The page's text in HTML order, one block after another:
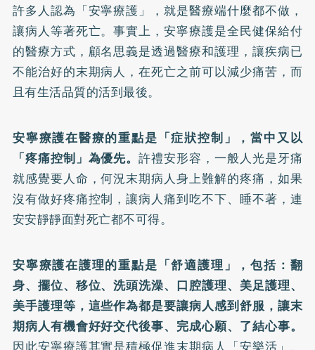
許多人認為「安寧療護」，就是醫療端什麼都不做，
讓病人等著死亡。事實上，安寧療護是全民健保給付
的醫療方式，顧名思義是透過醫療和護理，讓疾病已
不能治好的末期病人，在死亡之前可以減少痛苦，而
且有生活品質的活到最後。
安寧療護在醫療的重點是「症狀控制」，當中又以
「疼痛控制」為優先。許禮安形容，一般人光是牙痛
就感覺要人命，何況末期病人身上難解的疼痛，如果
沒有做好疼痛控制，讓病人痛到吃不下、睡不著，連
安安靜靜面對死亡都不可得。
安寧療護在護理的重點是「舒適護理」，包括：翻
身、擺位、移位、洗頭洗澡、口腔護理、美足護理、
美手護理等，這些作為都是要讓病人感到舒服，讓末
期病人有機會好好交代後事、完成心願、了結心事。
因此安寧療護其實是積極促進末期病人「安樂活」、